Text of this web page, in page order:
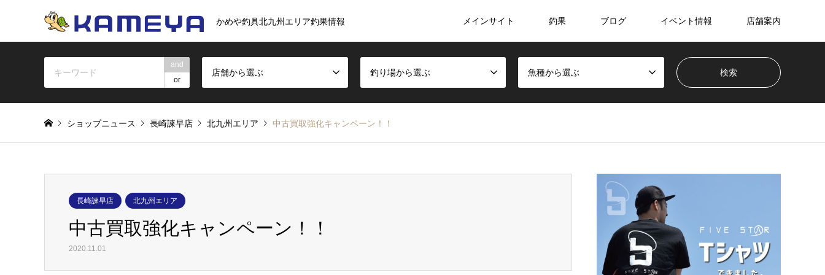
かめや釣具北九州エリア釣果情報 メインサイト 釣果 ブログ イベント情報 店舗案内
and
or
店舗から選ぶ 釣り場から選ぶ 魚種から選ぶ
ショップニュース 長崎諫早店 北九州エリア 中古買取強化キャンペーン！！
長崎諫早店 北九州エリア
中古買取強化キャンペーン！！
2020.11.01